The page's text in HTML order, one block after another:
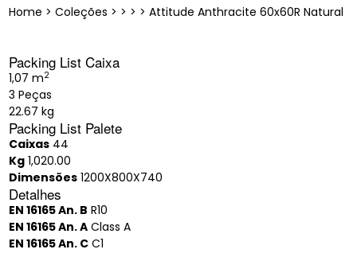
Home > Coleções > > > > Attitude Anthracite 60x60R Natural
Packing List Caixa
1,07 m2
3 Peças
22.67 kg
Packing List Palete
Caixas44
Kg1,020.00
Dimensões1200X800X740
Detalhes
EN 16165 An. B R10
EN 16165 An. AClass A
EN 16165 An. CC1